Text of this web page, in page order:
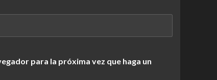
para la próxima vez que haga un